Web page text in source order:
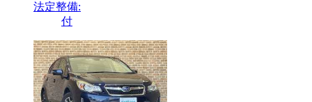
法定整備:
付